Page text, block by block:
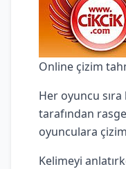
Online çizim
Her oyuncu
tarafından
oyunculara
Kelimeyi